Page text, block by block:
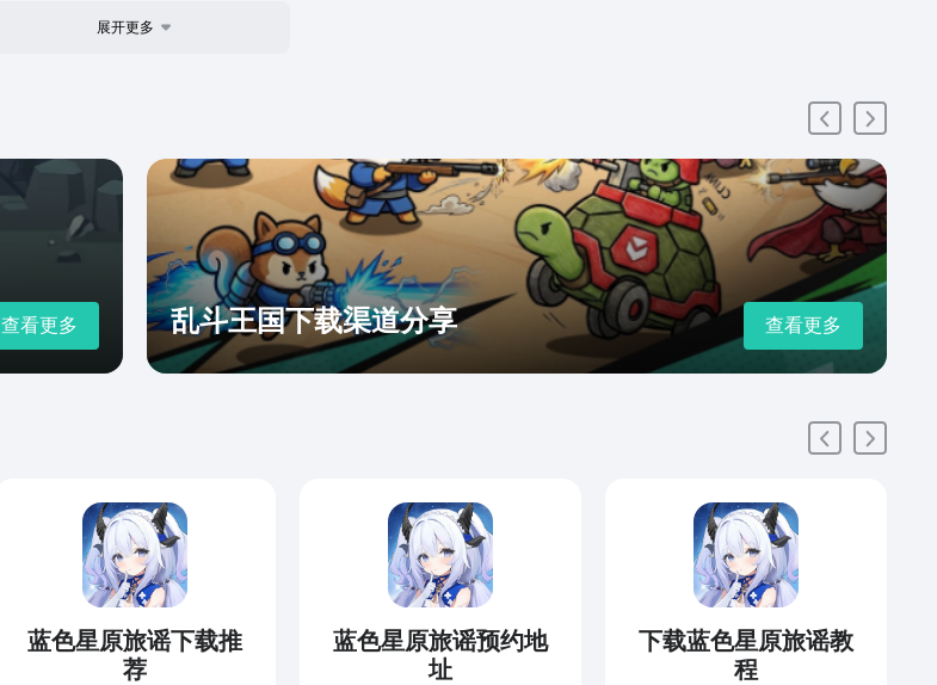
展开更多
查看更多 乱斗王国下载渠道分享 查看更多
蓝色星原旅谣下载推
荐
蓝色星原旅谣预约地
址
下载蓝色星原旅谣教
程